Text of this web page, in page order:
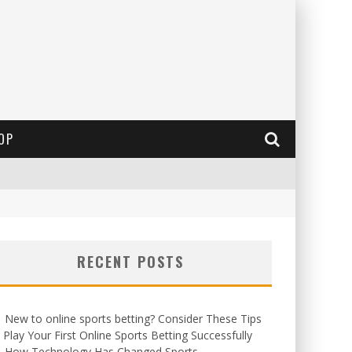
RECENT POSTS
New to online sports betting? Consider These Tips
Your First Online Sports Betting Successfully